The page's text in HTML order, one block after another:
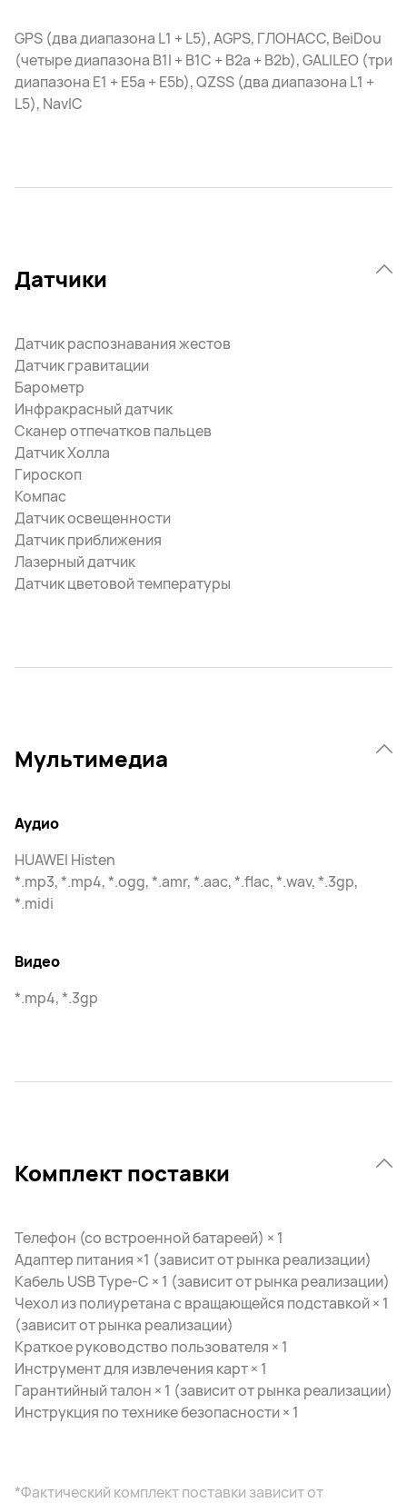
GPS (два диапазона L1 + L5), AGPS, ГЛОНАСС, BeiDou
(четыре диапазона B1I + B1C + B2a + B2b), GALILEO (три
диапазона E1 + E5a + E5b), QZSS (два диапазона L1 +
L5), NavIC
Датчики
Датчик распознавания жестов
Датчик гравитации
Барометр
Инфракрасный датчик
Сканер отпечатков пальцев
Датчик Холла
Гироскоп
Компас
Датчик освещенности
Датчик приближения
Лазерный датчик
Датчик цветовой температуры
Мультимедиа
Аудио
HUAWEI Histen
*.mp3, *.mp4, *.ogg, *.amr, *.aac, *.flac, *.wav, *.3gp,
*.midi
Видео
*.mp4, *.3gp
Комплект поставки
Телефон (со встроенной батареей) × 1
Адаптер питания ×1 (зависит от рынка реализации)
Кабель USB Type-C × 1 (зависит от рынка реализации)
Чехол из полиуретана с вращающейся подставкой × 1
(зависит от рынка реализации)
Краткое руководство пользователя × 1
Инструмент для извлечения карт × 1
Гарантийный талон × 1 (зависит от рынка реализации)
Инструкция по технике безопасности × 1
*Фактический комплект поставки зависит от